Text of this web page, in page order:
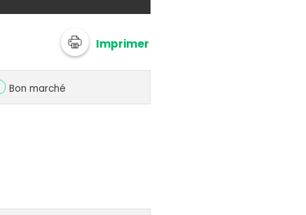
Imprimer
Bon marché